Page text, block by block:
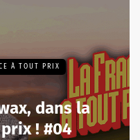
À TOUT PRIX
dans la
! #04